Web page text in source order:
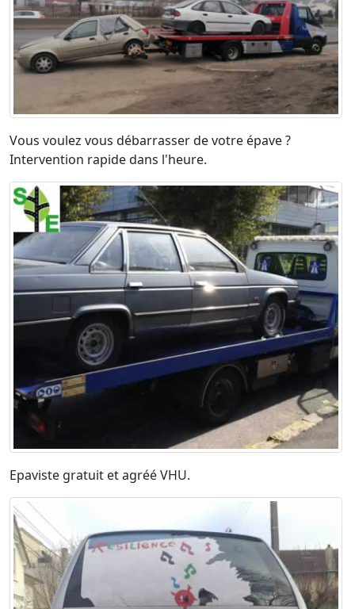
Vous voulez vous débarrasser de votre épave ?
Intervention rapide dans l'heure.
Epaviste gratuit et agréé VHU.